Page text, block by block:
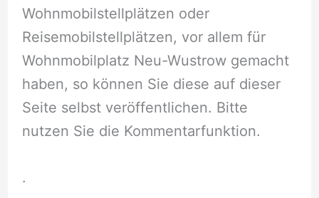
Wohnmobilstellplätzen oder
Reisemobilstellplätzen, vor allem für
Wohnmobilplatz Neu-Wustrow gemacht
haben, so können Sie diese auf dieser
Seite selbst veröffentlichen. Bitte
nutzen Sie die Kommentarfunktion.
.